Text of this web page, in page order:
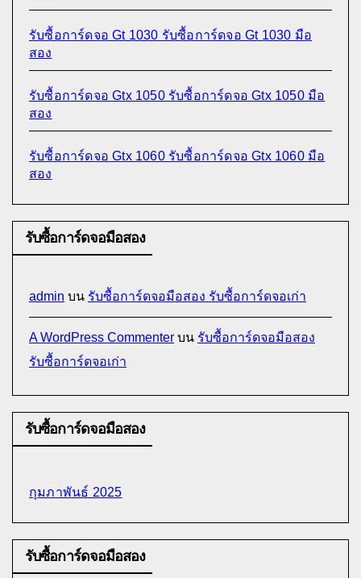
รับซื้อการ์ดจอ Gt 1030 รับซื้อการ์ดจอ Gt 1030 มือ
สอง
รับซื้อการ์ดจอ Gtx 1050 รับซื้อการ์ดจอ Gtx 1050 มือ
สอง
รับซื้อการ์ดจอ Gtx 1060 รับซื้อการ์ดจอ Gtx 1060 มือ
สอง
รับซื้อการ์ดจอมือสอง
admin บน รับซื้อการ์ดจอมือสอง รับซื้อการ์ดจอเก่า
A WordPress Commenter บน รับซื้อการ์ดจอมือสอง
รับซื้อการ์ดจอเก่า
รับซื้อการ์ดจอมือสอง
กุมภาพันธ์ 2025
รับซื้อการ์ดจอมือสอง